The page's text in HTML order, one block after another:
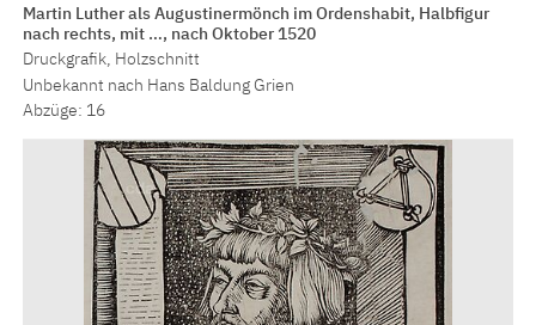
Martin Luther als Augustinermönch im Ordenshabit, Halbfigur
nach rechts, mit …, nach Oktober 1520
Druckgrafik, Holzschnitt
Unbekannt nach Hans Baldung Grien
Abzüge: 16